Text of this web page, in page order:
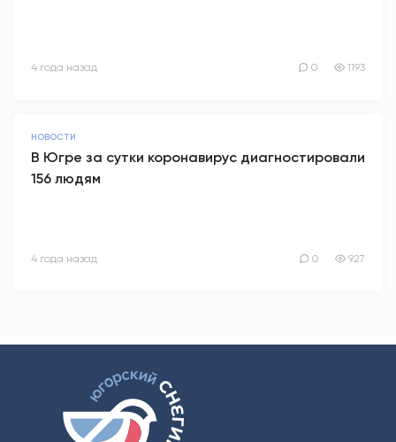
4 года назад 0 1193
НОВОСТИ
В Югре за сутки коронавирус диагностировали
156 людям
4 года назад 0 927